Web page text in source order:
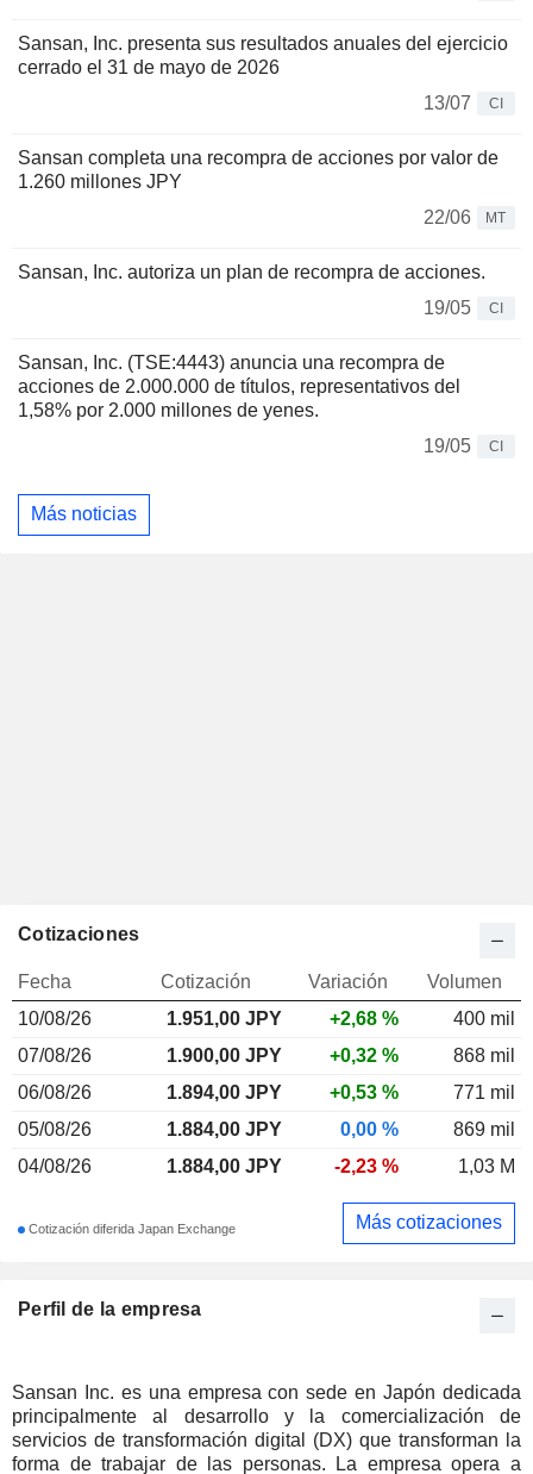
Sansan, Inc. presenta sus resultados anuales del ejercicio
cerrado el 31 de mayo de 2026
13/07
CI
Sansan completa una recompra de acciones por valor de
1.260 millones JPY
22/06
MT
Sansan, Inc. autoriza un plan de recompra de acciones.
19/05
CI
Sansan, Inc. (TSE:4443) anuncia una recompra de
acciones de 2.000.000 de títulos, representativos del
1,58% por 2.000 millones de yenes.
19/05
CI
Más noticias
Perfil de la empresa
Sansan Inc. es una empresa con sede en Japón dedicada
principalmente al desarrollo y la comercialización de
servicios de transformación digital (DX) que transforman la
forma de trabajar de las personas. La empresa opera a
Cotizaciones
Fecha Cotización Variación
Volumen
10/08/26
1.951,00 JPY +2,68 %
400 mil
07/08/26
1.900,00 JPY +0,32 %
868 mil
06/08/26
1.894,00 JPY +0,53 %
771 mil
05/08/26
1.884,00 JPY 0,00 %
869 mil
04/08/26
1.884,00 JPY -2,23 % 1,03 M
Cotización diferida Japan Exchange Más cotizaciones